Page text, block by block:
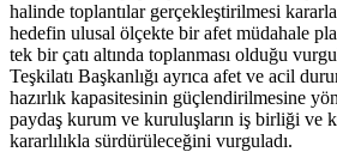
halinde toplantılar gerçekleştirilmesi
hedefin ulusal ölçekte bir afet müdahale
tek bir çatı altında toplanması olduğu
Teşkilatı Başkanlığı ayrıca afet ve acil
hazırlık kapasitesinin güçlendirilmesine
paydaş kurum ve kuruluşların iş birliği ve
kararlılıkla sürdürüleceğini vurguladı.